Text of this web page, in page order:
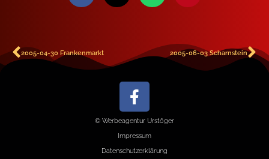
2005-04-30 Frankenmarkt 2005-06-03 Scharnstein
© Werbeagentur Urstöger
Impressum
Datenschutzerklärung